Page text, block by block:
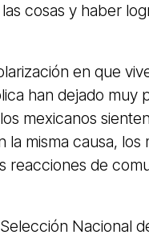
cosas y haber
en que
han dejado muy
mexicanos
la misma causa, los
reacciones de
Nacional